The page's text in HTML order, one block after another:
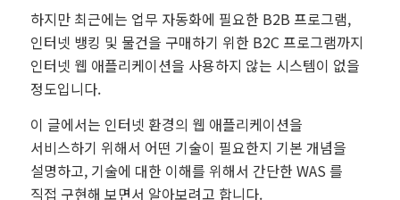
하지만 최근에는 업무 자동화에 필요한 B2B 프로그램,
인터넷 뱅킹 및 물건을 구매하기 위한 B2C 프로그램까지
인터넷 웹 애플리케이션을 사용하지 않는 시스템이 없을
정도입니다.
이 글에서는 인터넷 환경의 웹 애플리케이션을
서비스하기 위해서 어떤 기술이 필요한지 기본 개념을
설명하고, 기술에 대한 이해를 위해서 간단한 WAS 를
직접 구현해 보면서 알아보려고 합니다.